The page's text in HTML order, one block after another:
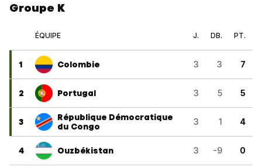
Groupe K
ÉQUIPE J. DB. PT.
1 Colombie 3 3 7
2 Portugal 3 5 5
3
République Démocratique
du Congo
3 1 4
4 Ouzbékistan 3 -9 0